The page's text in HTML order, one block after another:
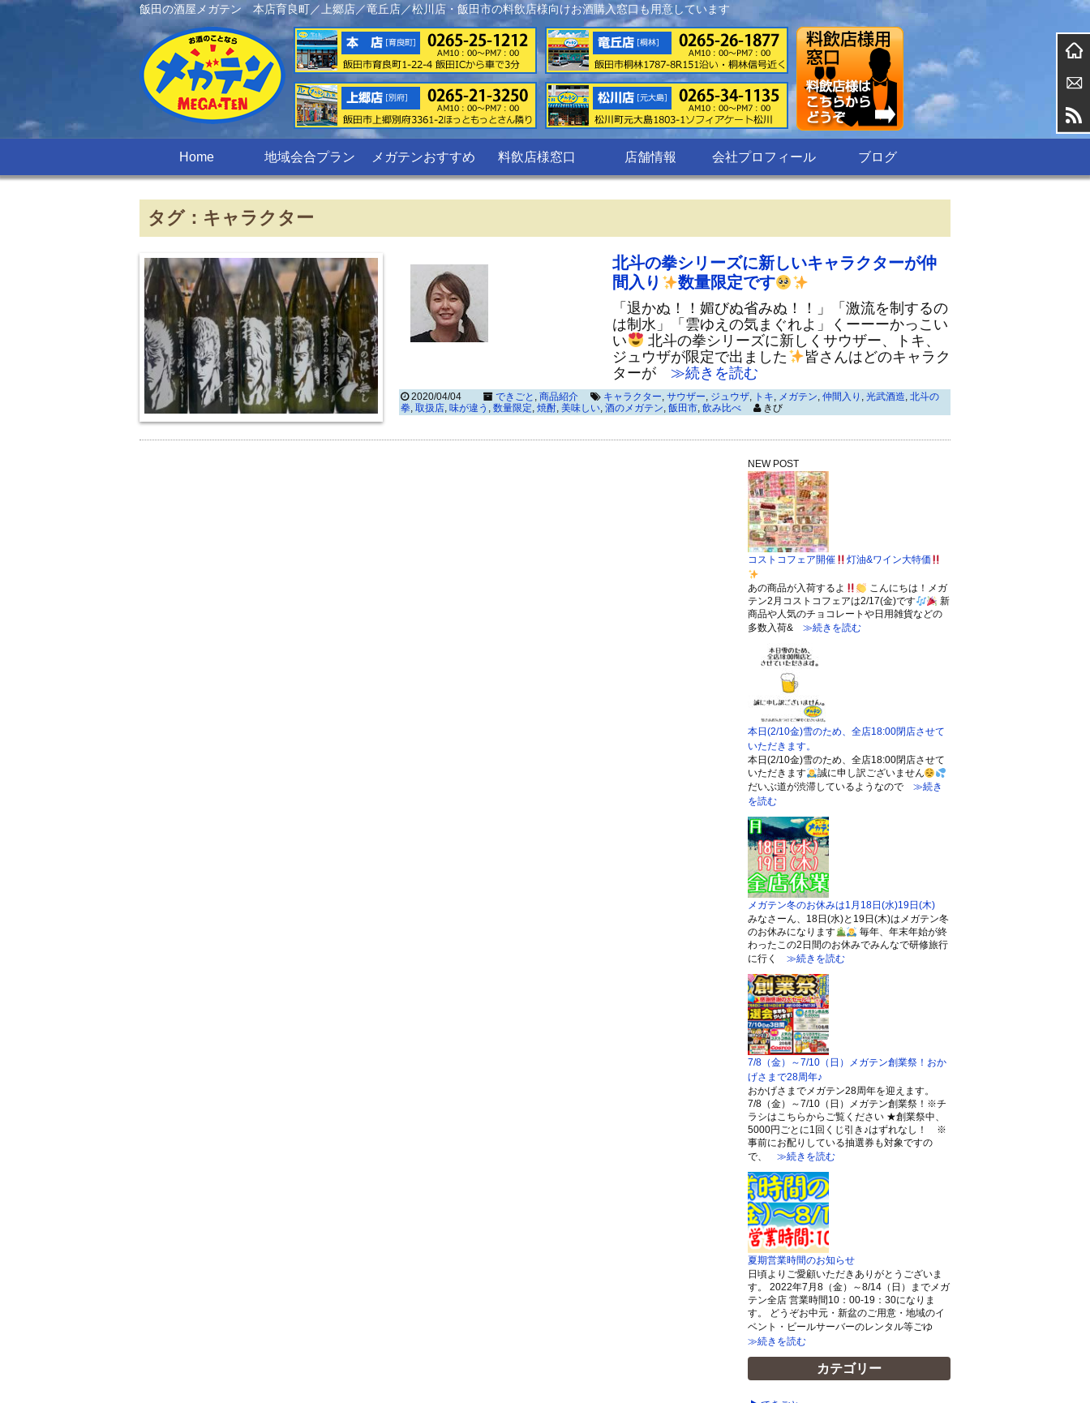
飯田の酒屋メガテン 本店育良町／上郷店／竜丘店／松川店・飯田市の料飲店様向けお酒購入窓口も用意しています
Home 地域会合プラン メガテンおすすめ 料飲店様窓口 店舗情報 会社プロフィール ブログ
タグ：キャラクター
北斗の拳シリーズに新しいキャラクターが仲
間入り
数量限定です
「退かぬ！！媚びぬ省みぬ！！」「激流を制するの
は制水」「雲ゆえの気まぐれよ」くーーーかっこい
い
北斗の拳シリーズに新しくサウザー、トキ、
ジュウザが限定で出ました
皆さんはどのキャラク
ターが ≫続きを読む
2020/04/04 できごと , 商品紹介 キャラクター, サウザー, ジュウザ, トキ, メガテン, 仲間入り , 光武酒造, 北斗の
拳, 取扱店, 味が違う , 数量限定, 焼酎, 美味しい, 酒のメガテン, 飯田市, 飲み比べ きび
NEW POST
コストコフェア開催 灯油&ワイン大特価
あの商品が入荷するよ
こんにちは！メガ
テン2月コストコフェアは2/17(金)です
新
商品や人気のチョコレートや日用雑貨などの
多数入荷& ≫続きを読む
本日(2/10金)雪のため、全店18:00閉店させて
いただきます。
本日(2/10金)雪のため、全店18:00閉店させて
いただきます
誠に申し訳ございません
だいぶ道が渋滞しているようなので ≫続き
を読む
メガテン冬のお休みは1月18日(水)19日(木)
みなさーん、18日(水)と19日(木)はメガテン冬
のお休みになります
毎年、年末年始が終
わったこの2日間のお休みでみんなで研修旅行
に行く
≫続きを読む
7/8（金）～7/10（日）メガテン創業祭！おか
げさまで28周年♪
おかげさまでメガテン28周年を迎えます。
7/8（金）～7/10（日）メガテン創業祭！※チ
ラシはこちらからご覧ください ★創業祭中、
5000円ごとに1回くじ引き♪はずれなし！ ※
事前にお配りしている抽選券も対象ですの
で、
≫続きを読む
夏期営業時間のお知らせ
日頃よりご愛顧いただきありがとうございま
す。 2022年7月8（金）～8/14（日）までメガ
テン全店 営業時間10：00-19：30になりま
す。 どうぞお中元・新盆のご用意・地域のイ
ベント・ビールサーバーのレンタル等ごゆ
≫続きを読む
カテゴリー